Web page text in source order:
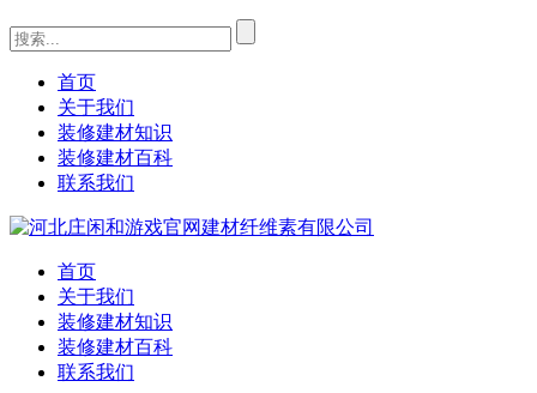
首页
关于我们
装修建材知识
装修建材百科
联系我们
首页
关于我们
装修建材知识
装修建材百科
联系我们